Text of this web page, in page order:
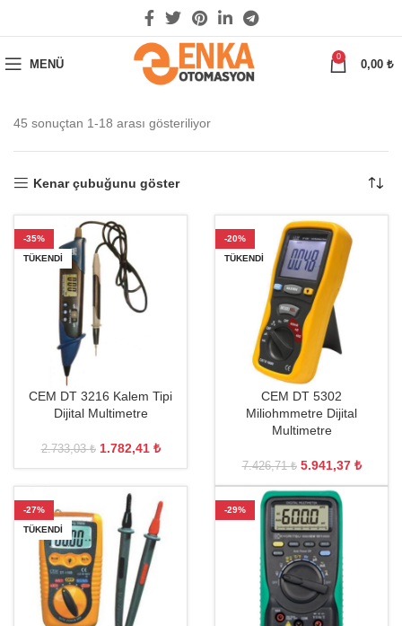
MENÜ
0
0,00 ₺
45 sonuçtan 1-18 arası gösteriliyor
Kenar çubuğunu göster
-35%
TÜKENDI
CEM DT 3216 Kalem Tipi
Dijital Multimetre
2.733,03₺ 1.782,41 ₺
-20%
TÜKENDI
CEM DT 5302
Miliohmmetre Dijital
Multimetre
7.426,71₺ 5.941,37 ₺
-27%
TÜKENDI
-29%